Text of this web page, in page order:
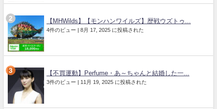
【MHWilds】【モンハンワイルズ】歴戦ウズトゥ...
4件のビュー | 8月 17, 2025 に投稿された
【不買運動】Perfume・あ～ちゃんと結婚した一...
3件のビュー | 11月 19, 2025 に投稿された